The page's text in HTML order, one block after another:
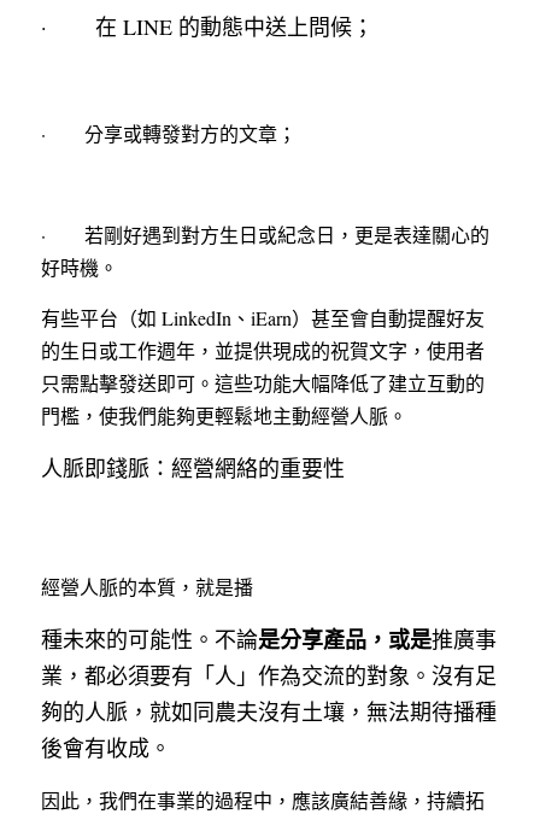
·        在 LINE 的動態中送上問候；
·        分享或轉發對方的文章；
·        若剛好遇到對方生日或紀念日，更是表達關心的
好時機。
有些平台（如 LinkedIn、iEarn）甚至會自動提醒好友
的生日或工作週年，並提供現成的祝賀文字，使用者
只需點擊發送即可。這些功能大幅降低了建立互動的
門檻，使我們能夠更輕鬆地主動經營人脈。
人脈即錢脈：經營網絡的重要性
經營人脈的本質，就是播
種未來的可能性。不論是分享產品，或是推廣事
業，都必須要有「人」作為交流的對象。沒有足
夠的人脈，就如同農夫沒有土壤，無法期待播種
後會有收成。
因此，我們在事業的過程中，應該廣結善緣，持續拓